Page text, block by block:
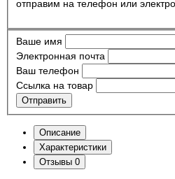
отправим на телефон или
Ваше имя
Электронная почта
Ваш телефон
Ссылка на товар
Отправить
Описание
Характеристики
Отзывы 0